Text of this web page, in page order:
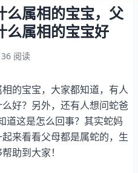
么属相的宝宝，父
么属相的宝宝好
36 阅读
的宝宝，大家都知道，有人
好？另外，还有人想问蛇爸
道这是怎么回事？其实蛇妈
来看看父母都是属蛇的，生
助到大家！